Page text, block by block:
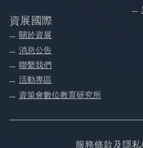
資展國際
關於資展
消息公告
聯繫我們
活動專區
資策會數位教育研究所
服務條款及隱